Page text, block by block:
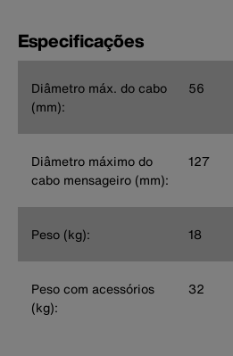
Especificações
Diâmetro máx. do cabo
(mm):
56
Diâmetro máximo do
cabo mensageiro (mm):
127
Peso (kg): 18
Peso com acessórios
(kg):
32